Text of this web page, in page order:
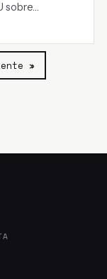
sobre…
»